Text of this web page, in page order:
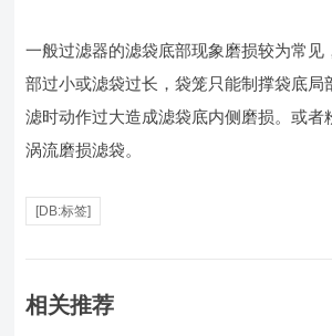
一般过滤器的滤袋底部现象磨损较为常见
部过小或滤袋过长，袋笼只能制撑袋底局
滤时动作过大造成滤袋底内侧磨损。或者
涡流磨损滤袋。
[DB:标签]
相关推荐